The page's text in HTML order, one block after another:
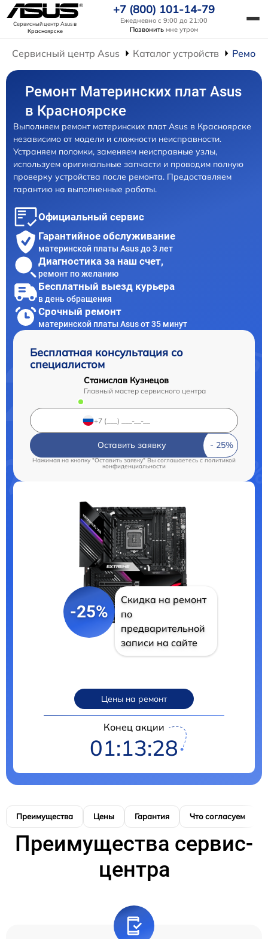
Сервисный центр Asusв
Красноярске
+7 (800) 101-14-79
Ежедневно с 9:00 до 21:00
Позвонить мне утром
Сервисный центр Asus Каталог устройств
Ремонт Материнских плат Asus
в Красноярске
Выполняем ремонт материнских плат Asus в Красноярске
независимо от модели и сложности неисправности.
Устраняем поломки, заменяем неисправные узлы,
используем оригинальные запчасти и проводим полную
проверку устройства после ремонта. Предоставляем
гарантию на выполненные работы.
Официальный сервис
Гарантийное обслуживание
материнской платы Asus до 3 лет
Диагностика за наш счет,
ремонт по желанию
Бесплатный выезд курьера
в день обращения
Срочный ремонт
материнской платы Asus от 35 минут
Бесплатная консультация со
специалистом
Станислав Кузнецов
Главный мастер сервисного центра
Оставить заявку
Нажимая на кнопку "Оставить заявку" Вы соглашаетесь c политикой
конфиденциальности
-25%
Скидка на ремонт
по
предварительной
записи на сайте
Цены на ремонт
Конец акции
01:13:28
Преимущества Цены Гарантия Что согласуем
Преимущества сервис-
центра